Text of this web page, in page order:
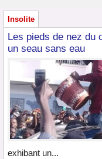
Insolite
Les pieds de nez du
un seau sans eau
exhibant un...